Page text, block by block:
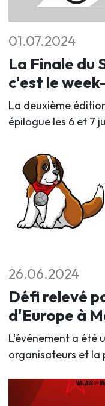
01.07.2024
La Finale du
c'est le
La deuxième
épilogue les 6 et 7
26.06.2024
Défi relevé
d'Europe à
L'événement a été
organisateurs et la